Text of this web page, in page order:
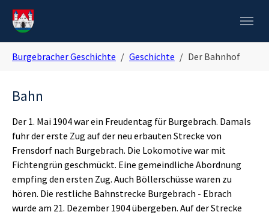
Skip to main navigation
Zum Hauptinhalt springen
Skip to page footer
Burgebracher Geschichte Geschichte Der Bahnhof
Bahn
Der 1. Mai 1904 war ein Freudentag für Burgebrach. Damals
fuhr der erste Zug auf der neu erbauten Strecke von
Frensdorf nach Burgebrach. Die Lokomotive war mit
Fichtengrün geschmückt. Eine gemeindliche Abordnung
empfing den ersten Zug. Auch Böllerschüsse waren zu
hören. Die restliche Bahnstrecke Burgebrach - Ebrach
wurde am 21. Dezember 1904 übergeben. Auf der Strecke